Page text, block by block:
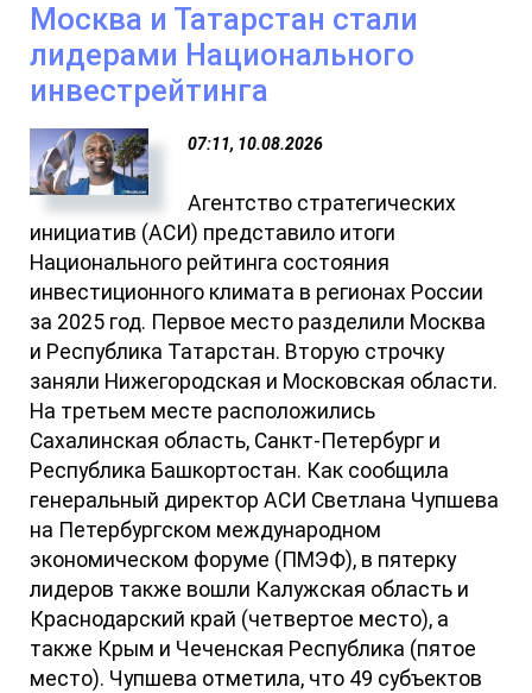
Москва и Татарстан стали
лидерами Национального
инвестрейтинга
07:11, 10.08.2026
Агентство стратегических
инициатив (АСИ) представило итоги
Национального рейтинга состояния
инвестиционного климата в регионах России
за 2025 год. Первое место разделили Москва
и Республика Татарстан. Вторую строчку
заняли Нижегородская и Московская области.
На третьем месте расположились
Сахалинская область, Санкт-Петербург и
Республика Башкортостан. Как сообщила
генеральный директор АСИ Светлана Чупшева
на Петербургском международном
экономическом форуме (ПМЭФ), в пятерку
лидеров также вошли Калужская область и
Краснодарский край (четвертое место), а
также Крым и Чеченская Республика (пятое
место). Чупшева отметила, что 49 субъектов